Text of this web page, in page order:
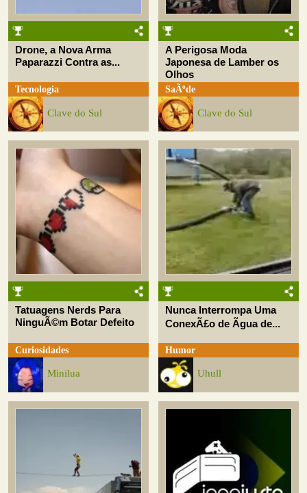
Drone, a Nova Arma
Paparazzi Contra as...
Tecnologia
Clave do Sul
A Perigosa Moda
Japonesa de Lamber os
Olhos
SaÃºde
Clave do Sul
Tatuagens Nerds Para
NinguÃ©m Botar Defeito
Curiosidades
Minilua
Nunca Interrompa Uma
ConexÃ£o de Ãgua de...
Humor
Uhull